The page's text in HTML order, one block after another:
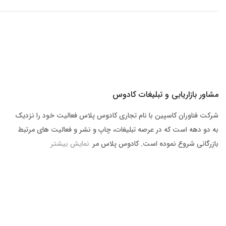
مشاور بازاریابی و تبلیغات کادوس
شرکت فناوران کاسپین با نام تجاری کادوس پلاس فعالیت خود را نزدیک
به دو دهه است که در عرصه تبلیغات، چاپ و نشر و فعالیت های مرتبط
بازرگانی شروع نموده است. کادوس پلاس مر نمایش بیشتر